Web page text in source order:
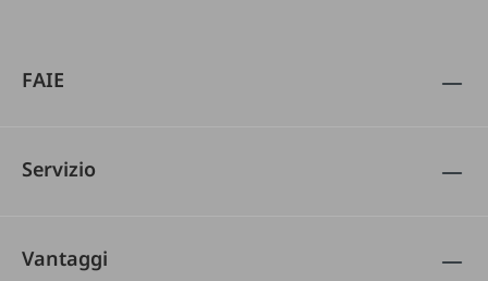
FAIE
Servizio
Vantaggi